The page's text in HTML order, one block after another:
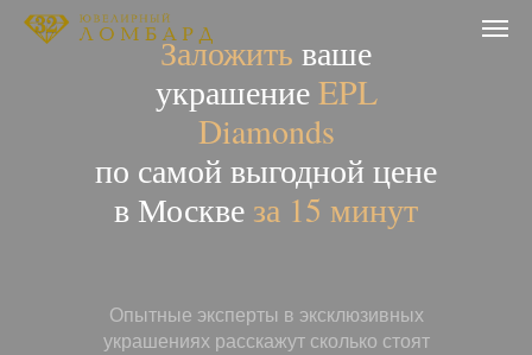
Опытные эксперты в эксклюзивных
украшениях расскажут сколько стоят
Заложить ваше
украшениеEPL
Diamonds
по самой выгодной цене
в Москве за 15 минут